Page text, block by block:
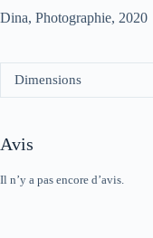
Dina, Photographie, 2020
Dimensions
Avis
Il n’y a pas encore d’avis.